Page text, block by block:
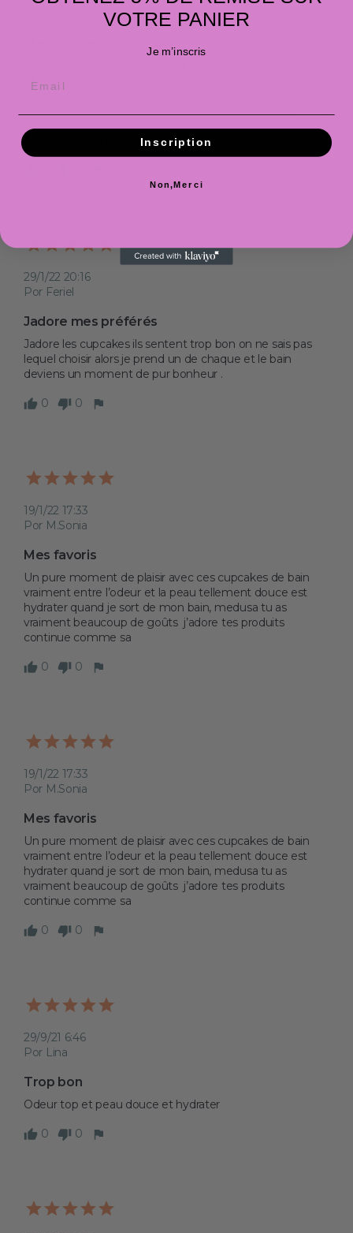
plus de ça chaque articles chez medusa est complet
Comme plusieurs produits d'ailleurs !! n'hésitez pas la
qualité et laaaa moi je vous le dis
29/1/22 20:16
Por Feriel
Jadore mes préférés
Jadore les cupcakes ils sentent trop bon on ne sais pas
lequel choisir alors je prend un de chaque et le bain
deviens un moment de pur bonheur .
0 0
19/1/22 17:33
Por M.Sonia
Mes favoris
Un pure moment de plaisir avec ces cupcakes de bain
vraiment entre l’odeur et la peau tellement douce est
hydrater quand je sort de mon bain, medusa tu as
vraiment beaucoup de goûts  j’adore tes produits
continue comme sa
0 0
19/1/22 17:33
Por M.Sonia
Mes favoris
Un pure moment de plaisir avec ces cupcakes de bain
vraiment entre l’odeur et la peau tellement douce est
hydrater quand je sort de mon bain, medusa tu as
vraiment beaucoup de goûts  j’adore tes produits
continue comme sa
0 0
29/9/21 6:46
Por Lina
Trop bon
Odeur top et peau douce et hydrater
0 0
VOTRE PANIER
Je m’inscris
Inscription
Non,Merci